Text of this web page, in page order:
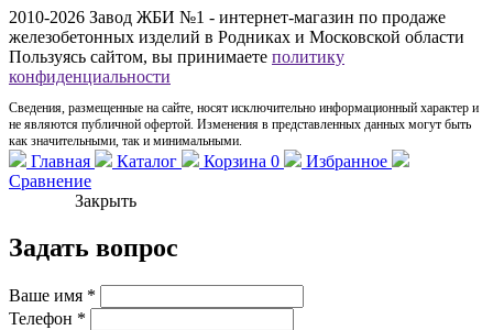
2010-2026 Завод ЖБИ №1 - интернет-магазин по продаже
железобетонных изделий в Родниках и Московской области
Пользуясь сайтом, вы принимаете политику
конфиденциальности
Сведения, размещенные на сайте, носят исключительно информационный характер и
не являются публичной офертой. Изменения в представленных данных могут быть
как значительными, так и минимальными.
Главная Каталог Корзина 0
Избранное
Сравнение
Закрыть
Задать вопрос
Ваше имя *
Телефон *